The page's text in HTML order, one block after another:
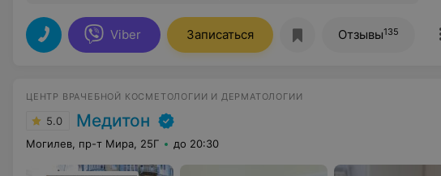
Viber Записаться Отзывы135
ЦЕНТР ВРАЧЕБНОЙ КОСМЕТОЛОГИИ И ДЕРМАТОЛОГИИ
5.0 Медитон
Могилев, пр-т Мира, 25Г до 20:30